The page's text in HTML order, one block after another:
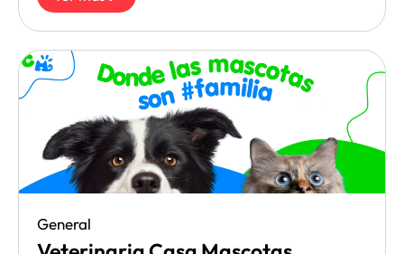
General